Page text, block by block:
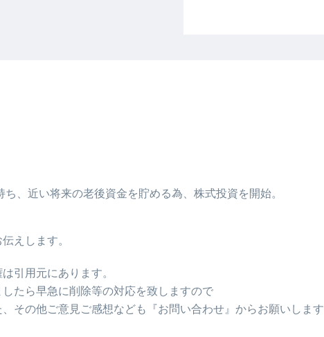
、近い将来の老後資金を貯める為、株式投資を開始。
えします。
引用元にあります。
たら早急に削除等の対応を致しますので
その他ご意見ご感想なども『お問い合わせ』からお願いします